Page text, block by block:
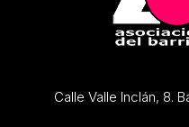
Calle Valle Inclán, 8.